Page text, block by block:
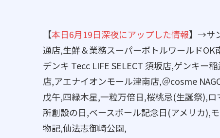
【本日6月19日深夜にアップした情報】→サ
通店,生鮮＆業務スーパーボトルワールド
デンキ Tecc LIFE SELECT 須坂店,ゲンキー
店,アエナイオンモール津南店,＠cosme
戊午,四緑木星,一粒万倍日,桜桃忌(生誕祭),
所創設の日,ベースボール記念日(アメリカ),
物記,仙法志御崎公園,